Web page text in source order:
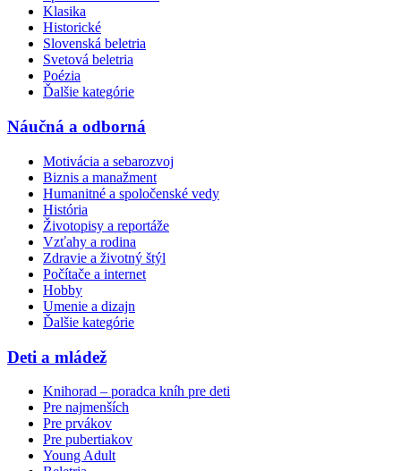
Klasika
Historické
Slovenská beletria
Svetová beletria
Poézia
Ďalšie kategórie
Náučná a odborná
Motivácia a sebarozvoj
Biznis a manažment
Humanitné a spoločenské vedy
História
Životopisy a reportáže
Vzťahy a rodina
Zdravie a životný štýl
Počítače a internet
Hobby
Umenie a dizajn
Ďalšie kategórie
Deti a mládež
Knihorad – poradca kníh pre deti
Pre najmenších
Pre prvákov
Pre pubertiakov
Young Adult